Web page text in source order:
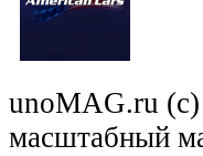
unoMAG.ru
масштабный